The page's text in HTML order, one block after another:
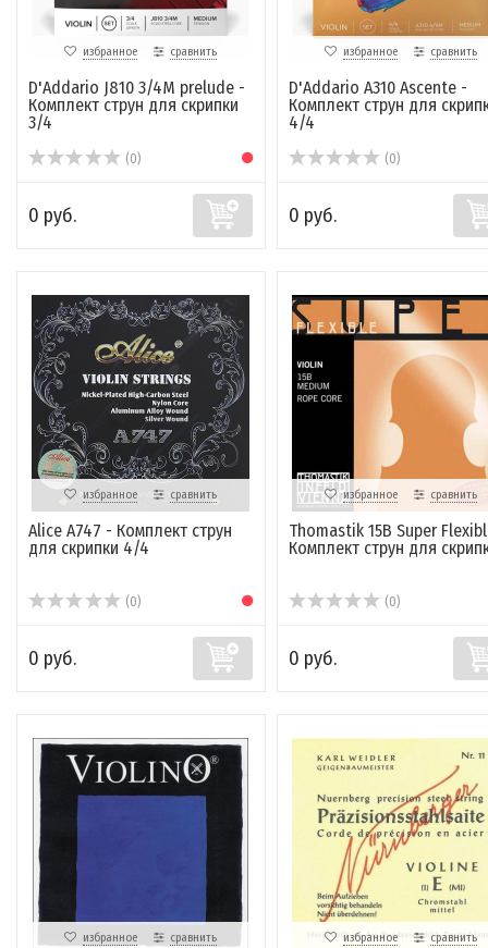
избранное сравнить
D'Addario J810 3/4M prelude -
Комплект струн для скрипки
3/4
(0)
0 руб.
избранное сравнить
D'Addario A310 Ascente -
Комплект струн для
4/4
(0)
0 руб.
избранное сравнить
Alice A747 - Комплект струн
для скрипки 4/4
(0)
0 руб.
избранное сравнить
Thomastik 15B Super
Комплект струн для
(0)
0 руб.
избранное сравнить избранное сравнить